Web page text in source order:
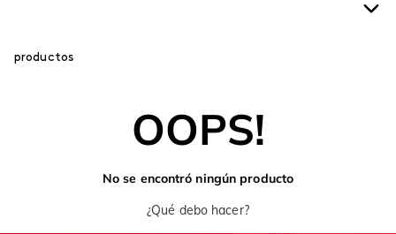
productos
OOPS!
No se encontró ningún producto
¿Qué debo hacer?